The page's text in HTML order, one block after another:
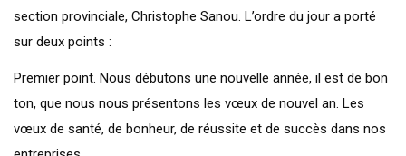
section provinciale, Christophe Sanou. L’ordre du jour a porté
sur deux points :
Premier point. Nous débutons une nouvelle année, il est de bon
ton, que nous nous présentons les vœux de nouvel an. Les
vœux de santé, de bonheur, de réussite et de succès dans nos